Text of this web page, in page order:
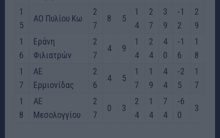
1
5
ΑΟ Πυλίου Κω
2
7
8 5
1
4
2
7
3
9
-1
2
2
9
1
6
Εράνη
Φιλιατρών
2
7
4 9
1
4
2
4
4
0
-1
6
1
8
1
7
ΑΕ
Ερμιονίδας
2
6
4 5
1
7
1
9
4
4
-2
5
1
7
1
8
ΑΕ
Μεσολογγίου
2
7
0 3
2
4
1
4
7
4
-6
0
3